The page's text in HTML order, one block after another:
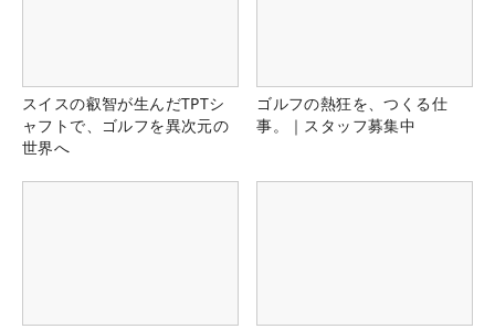
スイスの叡智が生んだTPTシ
ャフトで、ゴルフを異次元の
世界へ
ゴルフの熱狂を、つくる仕
事。｜スタッフ募集中